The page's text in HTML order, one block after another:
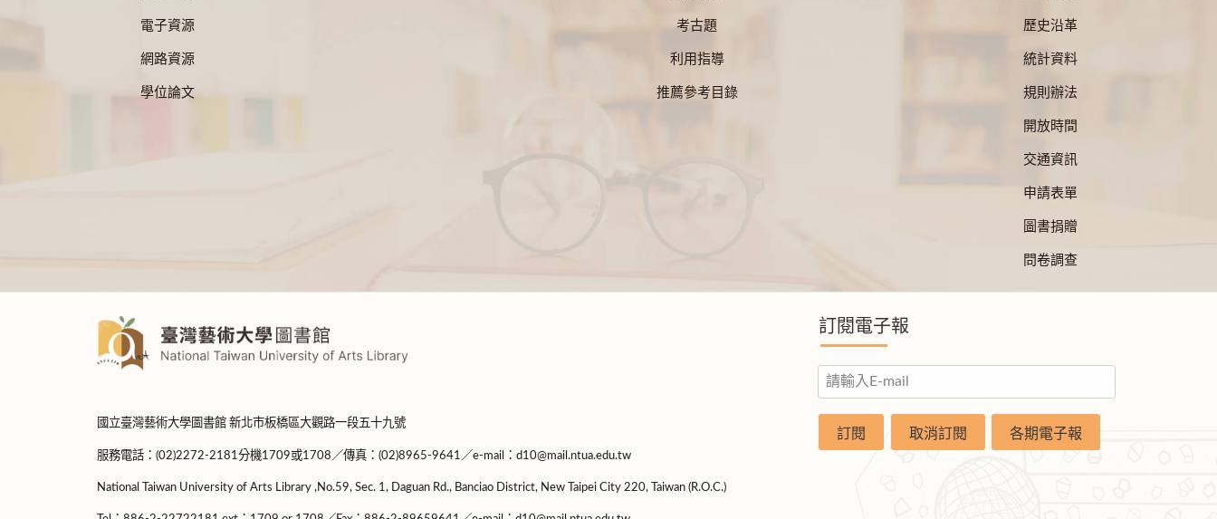
電子資源
網路資源
學位論文
考古題
利用指導
推薦參考目錄
歷史沿革
統計資料
規則辦法
開放時間
交通資訊
申請表單
圖書捐贈
問卷調查
國立臺灣藝術大學圖書館 新北市板橋區大觀路一段五十九號
服務電話：(02)2272-2181分機1709或1708／傳真：(02)8965-9641／e-mail：d10@mail.ntua.edu.tw
National Taiwan University of Arts Library ,No.59, Sec. 1, Daguan Rd., Banciao District, New Taipei City 220, Taiwan (R.O.C.)
訂閱電子報